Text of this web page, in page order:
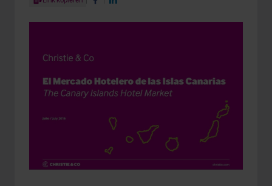
Share on Facebook
Share on LinkedIn